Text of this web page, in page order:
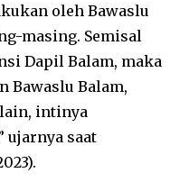
oleh Bawaslu
masing. Semisal
Dapil Balam, maka
Bawaslu Balam,
intinya
ujarnya saat